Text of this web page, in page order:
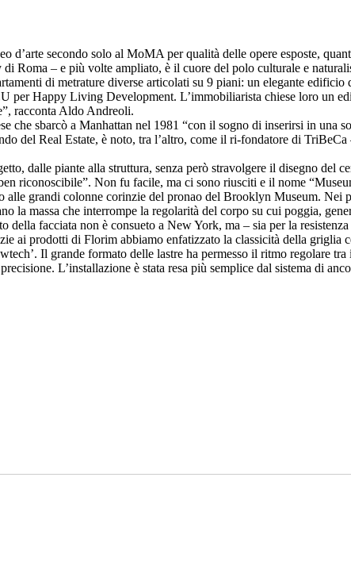
secondo solo al MoMA per qualità delle opere esposte,
Roma – e più volte ampliato, è il cuore del polo culturale e
di metrature diverse articolati su 9 piani: un elegante edificio
per Happy Living Development. L’immobiliarista chiese loro un
racconta Aldo Andreoli.
che sbarcò a Manhattan nel 1981 “con il sogno di inserirsi in una
del Real Estate, è noto, tra l’altro, come il ri-fondatore di
dalle piante alla struttura, senza però stravolgere il disegno del
riconoscibile”. Non fu facile, ma ci sono riusciti e il nome
alle grandi colonne corinzie del pronao del Brooklyn Museum.
la massa che interrompe la regolarità del corpo su cui poggia,
facciata non è consueto a New York, ma – sia per la
ai prodotti di Florim abbiamo enfatizzato la classicità della griglia
Il grande formato delle lastre ha permesso il ritmo regolare
L’installazione è stata resa più semplice dal sistema di